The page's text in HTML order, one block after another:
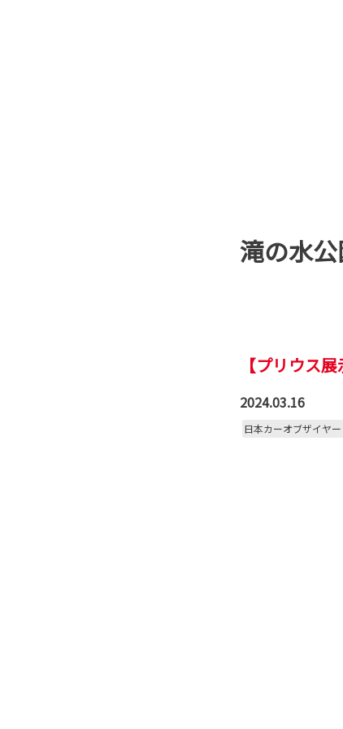
滝の水
【プリウス
2024.03.16
日本カーオブザイヤ